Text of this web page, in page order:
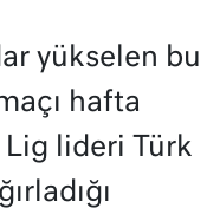
yükselen bu
hafta
lideri Türk